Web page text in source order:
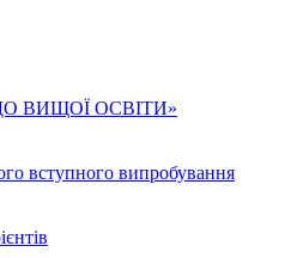
ВИЩОЇ ОСВІТИ»
вступного випробування